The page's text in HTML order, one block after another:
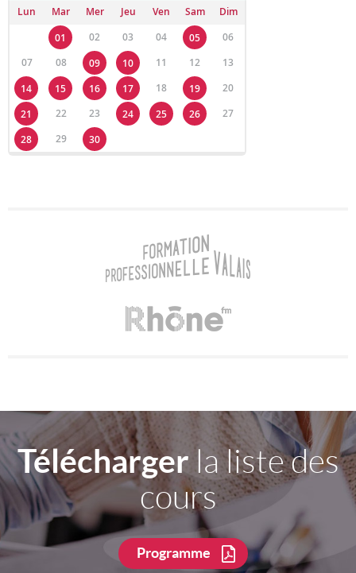
Lun Mar Mer Jeu Ven Sam
Dim
01
02 03 04 05
06
07
08 09 10 11 12
13
14
15 16 17 18 19
20
21
22 23 24 25 26
27
28
29 30
Téléchargerla liste des
cours
Programme